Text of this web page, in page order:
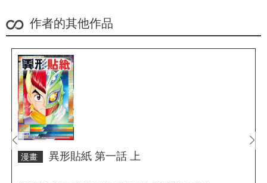
作者的其他作品
漫畫 異形貼紙 第一話 上
prev next